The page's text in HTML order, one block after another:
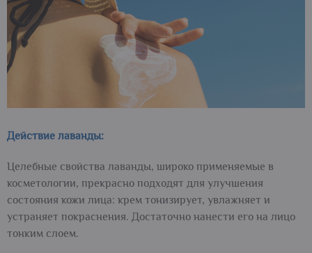
Эфирное масло
лаванды
Действие лаванды:
Целебные свойства лаванды, широко применяемые в
косметологии, прекрасно подходят для улучшения
состояния кожи лица: крем тонизирует, увлажняет и
устраняет покраснения. Достаточно нанести его на лицо
тонким слоем.